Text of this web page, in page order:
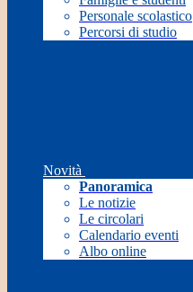
Personale scolastico
Percorsi di studio
Novità
Panoramica
Le notizie
Le circolari
Calendario eventi
Albo online